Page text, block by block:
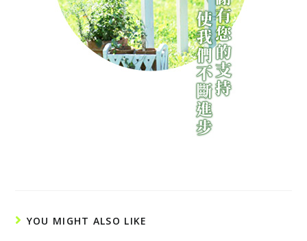
YOU MIGHT ALSO LIKE